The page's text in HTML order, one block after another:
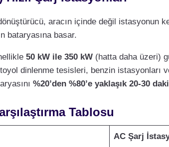
aracın içinde değil istasyonun
bataryasına basar.
50 kW ile 350 kW (hatta daha üzeri)
dinlenme tesisleri, benzin istasyonları
%20’den %80’e yaklaşık 20-30
Tablosu
AC Şarj